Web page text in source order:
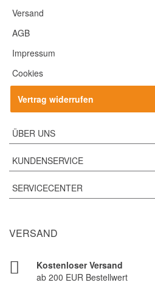
Versand
AGB
Impressum
Cookies
Vertrag widerrufen
ÜBER UNS
KUNDENSERVICE
SERVICECENTER
VERSAND
Kostenloser Versand
ab 200 EUR Bestellwert